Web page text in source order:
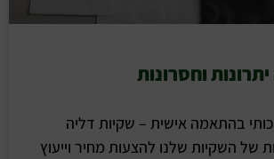
וחסרונות
בהתאמה אישית – שקיות דליה
של השקיות שלנו להצעות מחיר וייעוץ